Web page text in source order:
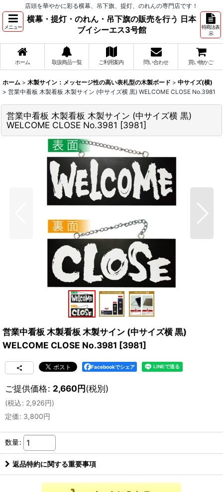
店頭を華やかに彩る横幕、吊下旗、提灯、のれんの専門店です！
メニュー
横幕・提灯・のれん・吊下旗の販売を行う 日本
ブイシーエス3号館
特商法表
示
ホーム 取扱商品一覧 ご利用案内 問い合わせ 買い物かご
ホーム > 木製サイン：メッセージ性の高い表札型の木製ボード > 中サイズ(横)
> 営業中看板 木製看板 木製サイン (中サイズ横 黒) WELCOME CLOSE No.3981
営業中看板 木製看板 木製サイン (中サイズ横 黒)
WELCOME CLOSE No.3981 [3981]
営業中看板 木製看板 木製サイン (中サイズ横 黒)
WELCOME CLOSE No.3981 [3981]
Facebookでシェア
ご提供価格: 2,660円(税別)
(税込: 2,926円)
定価: 3,800円
数量:
返品特約に関する重要事項